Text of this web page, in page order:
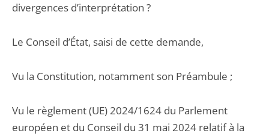
divergences d’interprétation ?
Le Conseil d’État, saisi de cette demande,
Vu la Constitution, notamment son Préambule ;
Vu le règlement (UE) 2024/1624 du Parlement
européen et du Conseil du 31 mai 2024 relatif à la